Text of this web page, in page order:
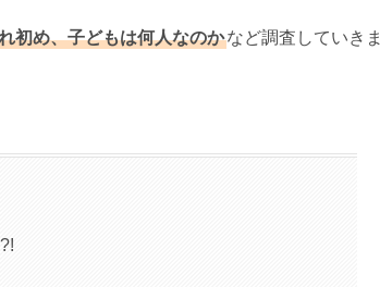
初め、子どもは何人なのかなど調査していきま